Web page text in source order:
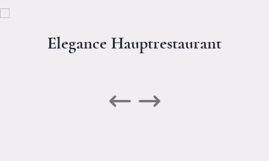
Elegance Hauptrestaurant